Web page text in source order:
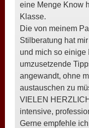
eine Menge Know
Klasse.
Die von meinem
Stilberatung hat
und mich so einige
umzusetzende
angewandt, ohne
austauschen zu
VIELEN
intensive,
Gerne empfehle